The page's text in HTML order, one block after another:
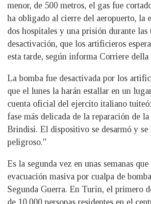
menor, de 500 metros, el gas fue
ha obligado al cierre del aeropuerto, la
dos hospitales y una prisión durante las
desactivación, que los artificieros
esta tarde, según informa Corriere della
La bomba fue desactivada por los
que el lunes la harán estallar en un
cuenta oficial del ejercito italiano
fase más delicada de la reparación de
Brindisi. El dispositivo se desarmó y se
peligroso.”
Es la segunda vez en unas semanas
evacuación masiva por cualpa de
Segunda Guerra. En Turín, el primero